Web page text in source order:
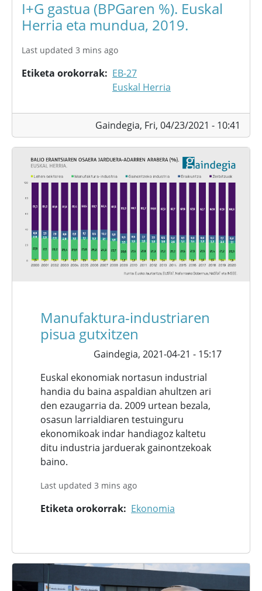
I+G gastua (BPGaren %). Euskal
Herria eta mundua, 2019.
Last updated 3 mins ago
Etiketa orokorrak
EB-27
Euskal Herria
Gaindegia, Fri, 04/23/2021 - 10:41
Manufaktura-industriaren
pisua gutxitzen
Gaindegia, 2021-04-21 - 15:17
Euskal ekonomiak nortasun industrial
handia du baina aspaldian ahultzen ari
den ezaugarria da. 2009 urtean bezala,
osasun larrialdiaren testuinguru
ekonomikoak indar handiagoz kaltetu
ditu industria jarduerak gainontzekoak
baino.
Last updated 3 mins ago
Etiketa orokorrak Ekonomia